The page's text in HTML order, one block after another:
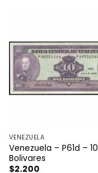
VENEZUELA
Venezuela – P61d – 10
Bolivares
$2.200